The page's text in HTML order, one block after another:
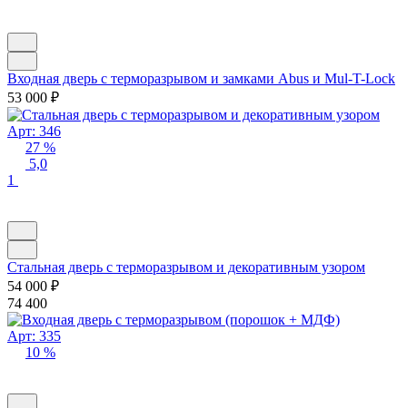
Входная дверь с терморазрывом и замками Abus и Mul-T-Lock
53 000 ₽
Арт: 346
27 %
5,0
1
Стальная дверь с терморазрывом и декоративным узором
54 000 ₽
74 400
Арт: 335
10 %